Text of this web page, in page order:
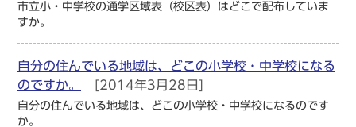
市立小・中学校の通学区域表（校区表）はどこで配布していま
すか。
自分の住んでいる地域は、どこの小学校・中学校になる
のですか。
[2014年3月28日]
自分の住んでいる地域は、どこの小学校・中学校になるのです
か。